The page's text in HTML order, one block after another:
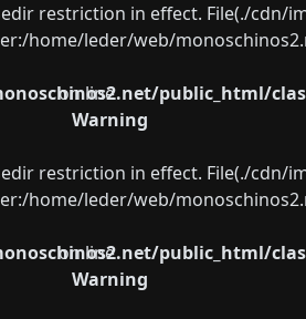
restriction in effect. File(./
home/leder/web/
public_html/
on line
Warning
restriction in effect. File(./
home/leder/web/
public_html/
on line
Warning